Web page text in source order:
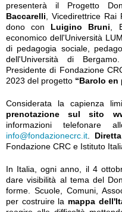
presenterà il Progetto
Baccarelli , Vicedirettrice
dono con Luigino Bruni ,
economico dell'Università
di pedagogia sociale,
dell'Università di
Presidente di Fondazione
2023 del progetto “Barolo en
Considerata la capienza
prenotazione sul sito
informazioni telefonare
info@fondazionecrc.it
Fondazione CRC e Istituto
In Italia, ogni anno, il 4
dare visibilità al tema del
forme. Scuole, Comuni,
per costruire la mappa